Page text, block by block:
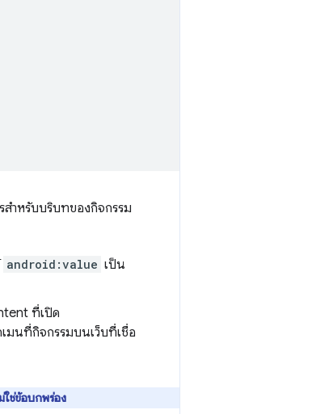
สําหรับบริบทของกิจกรรม
android:value เป็น
ที่เปิด
มนที่กิจกรรมบนเว็บที่เชื่อ
ใช่ข้อบกพร่อง